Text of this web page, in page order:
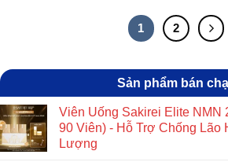
1 2
Sản phẩm bán
Viên Uống Sakirei Elite NMN
90 Viên) - Hỗ Trợ Chống Lão
Lượng